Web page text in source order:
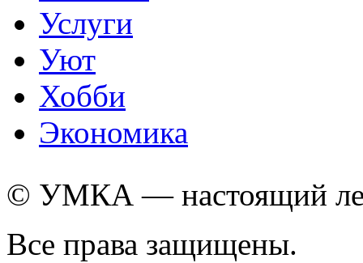
Услуги
Уют
Хобби
Экономика
© УМКА — настоящий
Все права защищены.